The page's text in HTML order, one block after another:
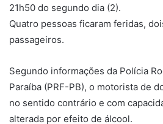
21h50 do segundo dia (2).
Quatro pessoas ficaram feridas,
passageiros.
Segundo informações da Polícia
Paraíba (PRF-PB), o motorista de
no sentido contrário e com
alterada por efeito de álcool.